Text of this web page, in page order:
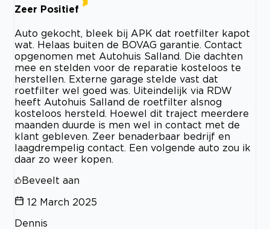
Zeer Positief
Auto gekocht, bleek bij APK dat roetfilter kapot
wat. Helaas buiten de BOVAG garantie. Contact
opgenomen met Autohuis Salland. Die dachten
mee en stelden voor de reparatie kosteloos te
herstellen. Externe garage stelde vast dat
roetfilter wel goed was. Uiteindelijk via RDW
heeft Autohuis Salland de roetfilter alsnog
kosteloos hersteld. Hoewel dit traject meerdere
maanden duurde is men wel in contact met de
klant gebleven. Zeer benaderbaar bedrijf en
laagdrempelig contact. Een volgende auto zou ik
daar zo weer kopen.
Beveelt aan
12 March 2025
Dennis